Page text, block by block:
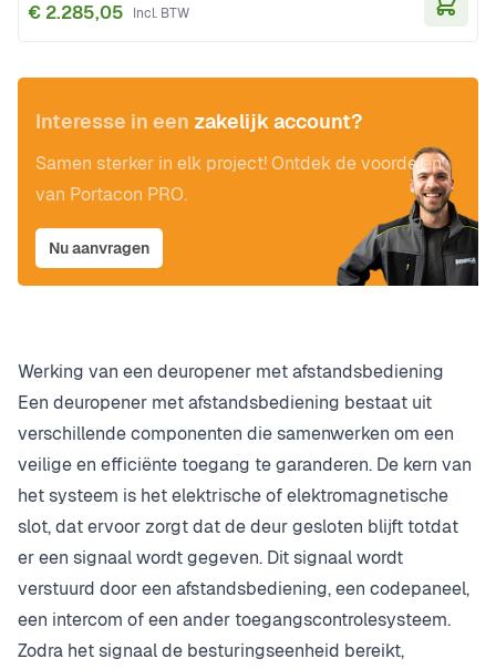
€ 2.285,05
Interesse in een zakelijk account?
Samen sterker in elk project! Ontdek de voordelen
van Portacon PRO.
Nu aanvragen
Werking van een deuropener met afstandsbediening
Een deuropener met afstandsbediening bestaat uit
verschillende componenten die samenwerken om een
veilige en efficiënte toegang te garanderen. De kern van
het systeem is het elektrische of elektromagnetische
slot, dat ervoor zorgt dat de deur gesloten blijft totdat
er een signaal wordt gegeven. Dit signaal wordt
verstuurd door een afstandsbediening, een codepaneel,
een intercom of een ander toegangscontrolesysteem.
Zodra het signaal de besturingseenheid bereikt,